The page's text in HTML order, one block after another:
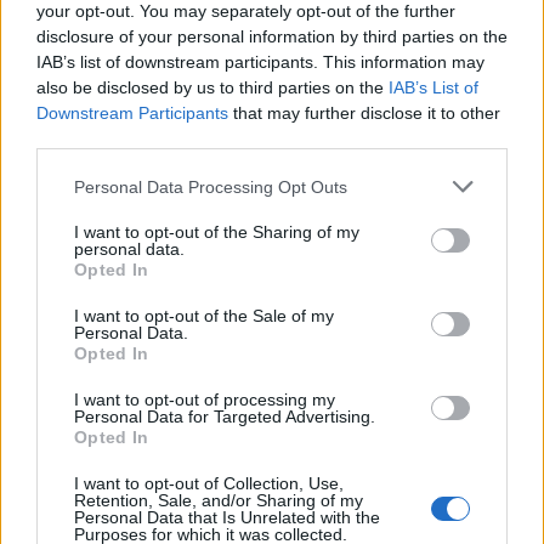
your opt-out. You may separately opt-out of the further
disclosure of your personal information by third parties on the
IAB’s list of downstream participants. This information may
also be disclosed by us to third parties on the IAB’s List of
Downstream Participants that may further disclose it to other
Personal Data Processing Opt Outs
I want to opt-out of the Sharing of my
personal data.
Opted In
I want to opt-out of the Sale of my
Personal Data.
Opted In
I want to opt-out of processing my
Personal Data for Targeted Advertising.
Opted In
I want to opt-out of Collection, Use,
Retention, Sale, and/or Sharing of my
Personal Data that Is Unrelated with the
Purposes for which it was collected.
Assinado contrato programa para
Sarzedas de S. Pedro em Castanheira
de Pera